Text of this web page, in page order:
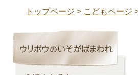
トップページ > こどもページ